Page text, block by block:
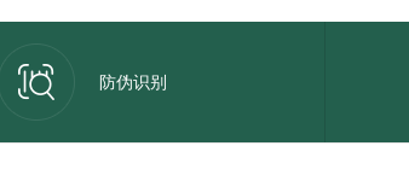
防伪识别